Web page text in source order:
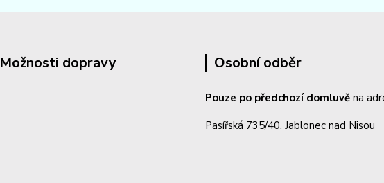
Možnosti dopravy Osobní odběr
Pouze po předchozí domluvě na
Pasířská 735/40, Jablonec nad Nisou